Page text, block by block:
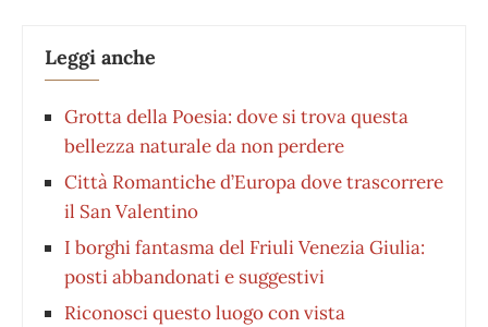
Leggi anche
Grotta della Poesia: dove si trova questa
bellezza naturale da non perdere
Città Romantiche d’Europa dove trascorrere
il San Valentino
I borghi fantasma del Friuli Venezia Giulia:
posti abbandonati e suggestivi
Riconosci questo luogo con vista